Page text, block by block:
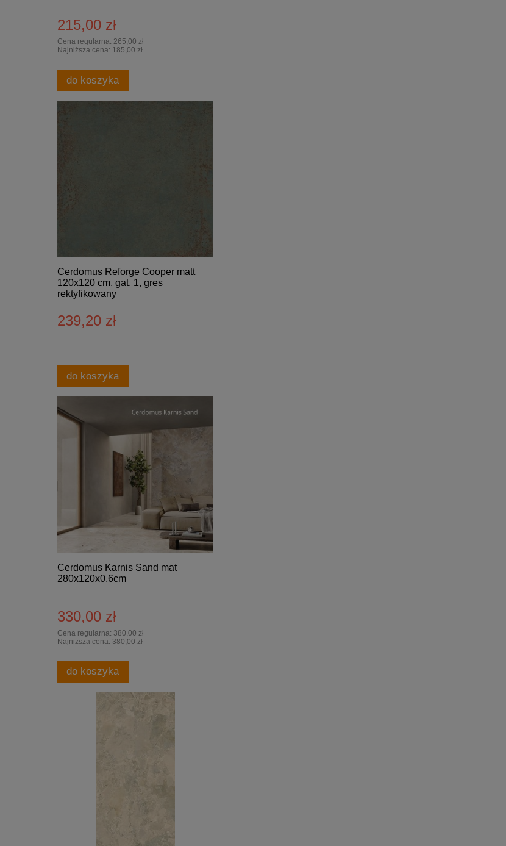
215,00 zł
Cena regularna: 265,00 zł
Najniższa cena: 185,00 zł
do koszyka
Cerdomus Reforge Cooper matt
120x120 cm, gat. 1, gres
rektyfikowany
239,20 zł
do koszyka
Cerdomus Karnis Sand mat
280x120x0,6cm
330,00 zł
Cena regularna: 380,00 zł
Najniższa cena: 380,00 zł
do koszyka